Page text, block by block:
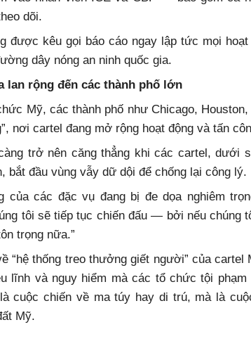
dõi.
được kêu gọi báo cáo ngay lập tức mọi
dây nóng an ninh quốc gia.
lan rộng đến các thành phố lớn
Mỹ, các thành phố như Chicago,
nơi cartel đang mở rộng hoạt động và tấn
trở nên căng thẳng khi các cartel, dưới
bắt đầu vùng vẫy dữ dội để chống lại công lý.
của các đặc vụ đang bị đe dọa nghiêm
tôi sẽ tiếp tục chiến đấu — bởi nếu chúng
trọng nữa.”
“hệ thống treo thưởng giết người” của
lĩnh và nguy hiểm mà các tổ chức tội
cuộc chiến về ma túy hay di trú, mà là
Mỹ.